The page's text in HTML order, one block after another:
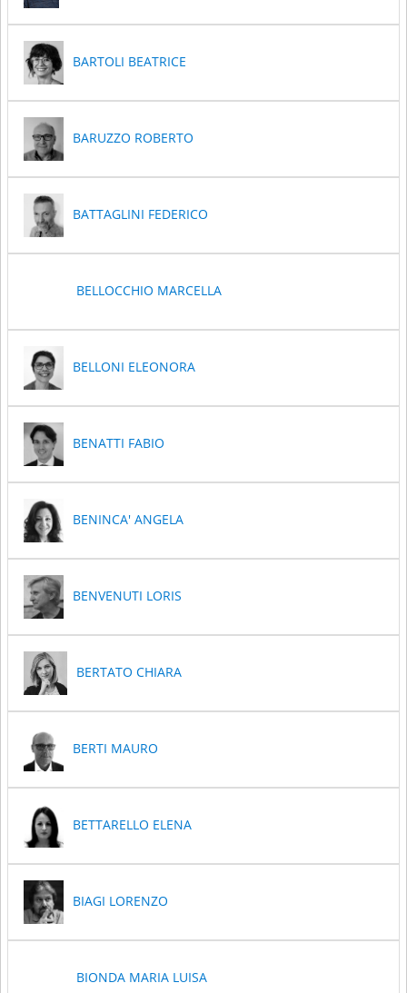
BARTOLI BEATRICE
BARUZZO ROBERTO
BATTAGLINI FEDERICO
BELLOCCHIO MARCELLA
BELLONI ELEONORA
BENATTI FABIO
BENINCA' ANGELA
BENVENUTI LORIS
BERTATO CHIARA
BERTI MAURO
BETTARELLO ELENA
BIAGI LORENZO
BIONDA MARIA LUISA